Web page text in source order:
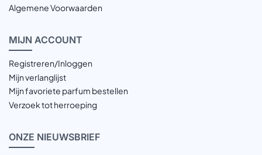
Algemene Voorwaarden
MIJN ACCOUNT
Registreren/Inloggen
Mijn verlanglijst
Mijn favoriete parfum bestellen
Verzoek tot herroeping
ONZE NIEUWSBRIEF